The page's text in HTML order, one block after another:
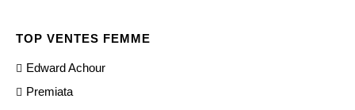
TOP VENTES FEMME
Edward Achour
Premiata